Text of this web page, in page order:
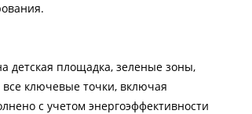
детская площадка, зеленые зоны,
ключевые точки, включая
с учетом энергоэффективности